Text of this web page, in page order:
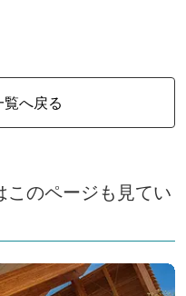
へ戻る
このページも見てい